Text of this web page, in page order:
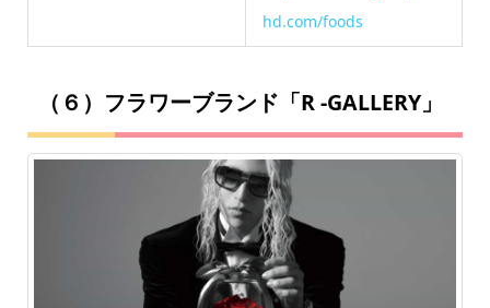
hd.com/foods
（６）フラワーブランド「R -GALLERY」